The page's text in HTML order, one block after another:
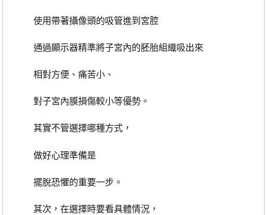
使用帶著攝像頭的吸管進到宮腔
通過顯示器精準將子宮內的胚胎組織吸出來
相對方便、痛苦小、
對子宮內膜損傷較小等優勢。
其實不管選擇哪種方式，
做好心理準備是
擺脫恐懼的重要一步。
其次，在選擇時要看具體情況，